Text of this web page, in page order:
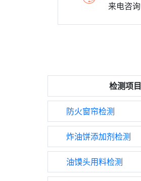
来电咨询
检测项目
防火窗帘检测
炸油饼添加剂检测
油馍头用料检测